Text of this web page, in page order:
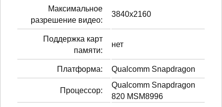
Максимальное
разрешение видео:
3840x2160
Поддержка карт
памяти:
нет
Платформа: Qualcomm Snapdragon
Процессор:
Qualcomm Snapdragon
820 MSM8996